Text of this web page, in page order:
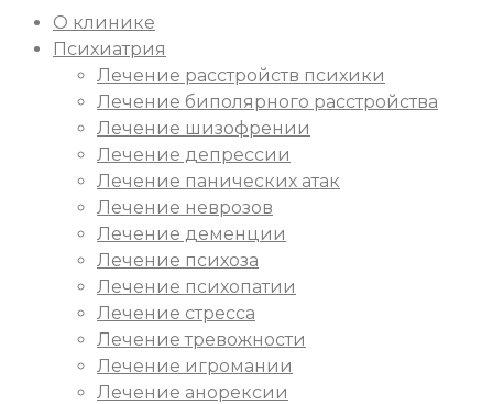
О клинике
Психиатрия
Лечение расстройств психики
Лечение биполярного расстройства
Лечение шизофрении
Лечение депрессии
Лечение панических атак
Лечение неврозов
Лечение деменции
Лечение психоза
Лечение психопатии
Лечение стресса
Лечение тревожности
Лечение игромании
Лечение анорексии